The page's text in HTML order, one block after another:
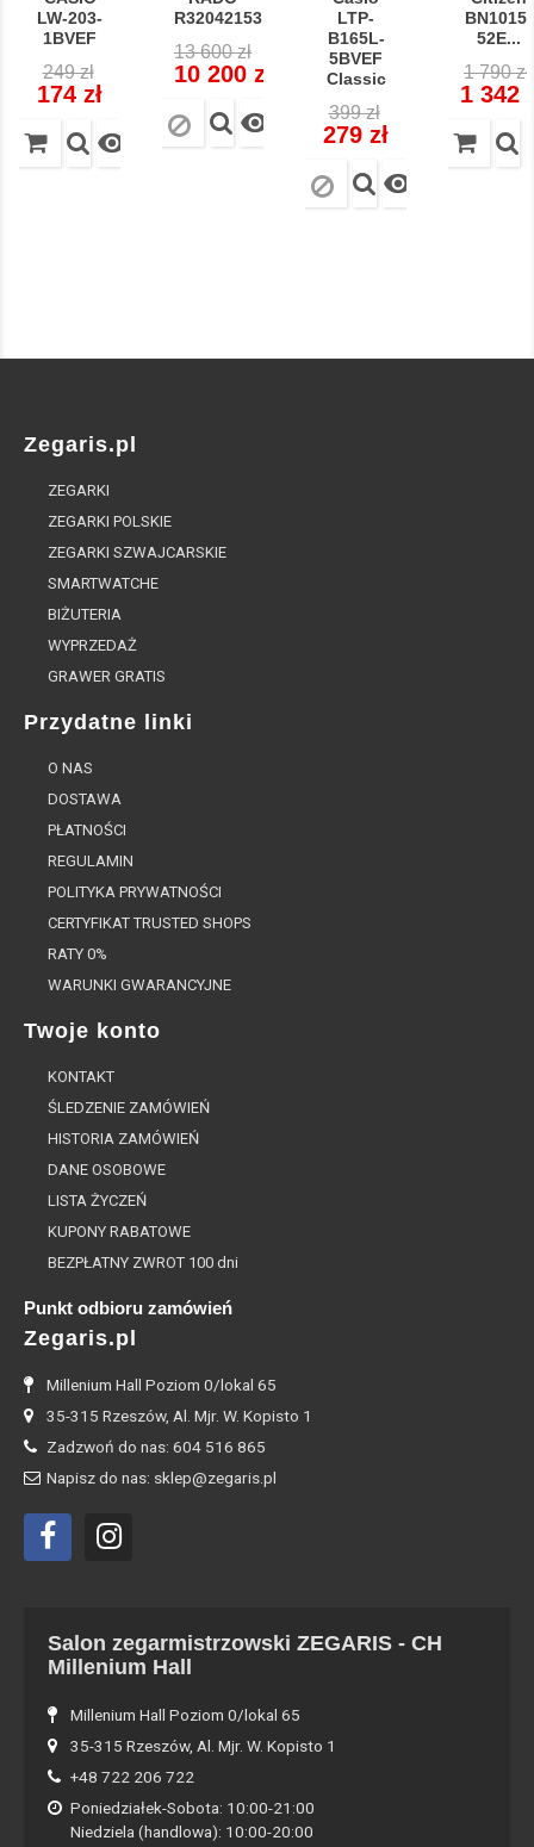
LW-203-
1BVEF
Cena
regularna
249 zł
174 zł

R32042153
Cena
regularna
13 600 zł
Cena
10 200 zł

LTP-
B165L-
5BVEF
Classic
Cena
regularna
399 zł
279 zł

BN1015-
52E...
Cena
1 790 zł
1 342
Zegaris.pl
ZEGARKI
ZEGARKI POLSKIE
ZEGARKI SZWAJCARSKIE
SMARTWATCHE
BIŻUTERIA
WYPRZEDAŻ
GRAWER GRATIS
Przydatne linki
O NAS
DOSTAWA
PŁATNOŚCI
REGULAMIN
POLITYKA PRYWATNOŚCI
CERTYFIKAT TRUSTED SHOPS
RATY 0%
WARUNKI GWARANCYJNE
Twoje konto
KONTAKT
ŚLEDZENIE ZAMÓWIEŃ
HISTORIA ZAMÓWIEŃ
DANE OSOBOWE
LISTA ŻYCZEŃ
KUPONY RABATOWE
BEZPŁATNY ZWROT 100 dni
Punkt odbioru zamówień
Zegaris.pl
Millenium Hall Poziom 0/lokal 65
35-315 Rzeszów, Al. Mjr. W. Kopisto 1
Zadzwoń do nas: 604 516 865
Napisz do nas: sklep@zegaris.pl
Salon zegarmistrzowski ZEGARIS - CH
Millenium Hall
Millenium Hall Poziom 0/lokal 65
35-315 Rzeszów, Al. Mjr. W. Kopisto 1
+48 722 206 722
Poniedziałek-Sobota: 10:00-21:00
Niedziela (handlowa): 10:00-20:00